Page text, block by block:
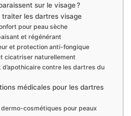
sur le visage ?
traiter les dartres visage
pour peau sèche
et régénérant
et protection anti-fongique
cicatriser naturellement
d’apothicaire contre les dartres du
médicales pour les dartres
cosmétiques pour peaux